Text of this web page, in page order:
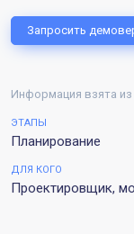
Запросить
Информация взята
ЭТАПЫ
Планирование
ДЛЯ КОГО
Проектировщик,